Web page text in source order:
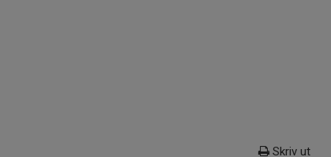
Skriv ut